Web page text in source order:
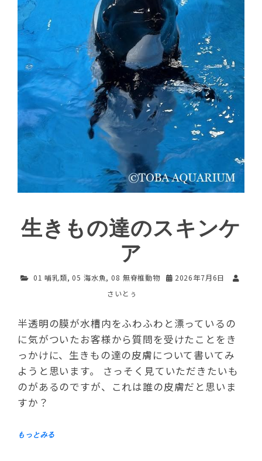
生きもの達のスキンケ
ア
01 哺乳類,05 海水魚,08 無脊椎動物
2026年7月6日
さいとぅ
半透明の膜が水槽内をふわふわと漂っているの
に気がついたお客様から質問を受けたことをき
っかけに、生きもの達の皮膚について書いてみ
ようと思います。 さっそく見ていただきたいも
のがあるのですが、これは誰の皮膚だと思いま
すか？